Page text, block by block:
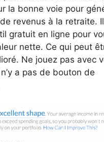
la bonne voie pour
revenus à la retraite. Il
gratuit en ligne pour
nette. Ce qui peut
Ne jouez pas avec
a pas de bouton de